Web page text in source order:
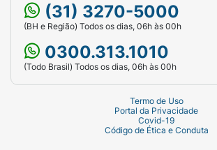
(31) 3270-5000
(BH e Região) Todos os dias, 06h às 00h
0300.313.1010
(Todo Brasil) Todos os dias, 06h às 00h
Termo de Uso
Portal da Privacidade
Covid-19
Código de Ética e Conduta